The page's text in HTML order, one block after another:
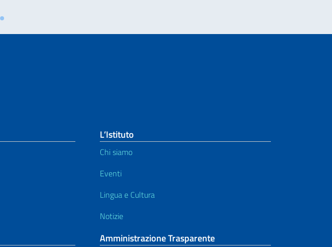
L’Istituto
Chi siamo
Eventi
Lingua e Cultura
Notizie
Amministrazione Trasparente